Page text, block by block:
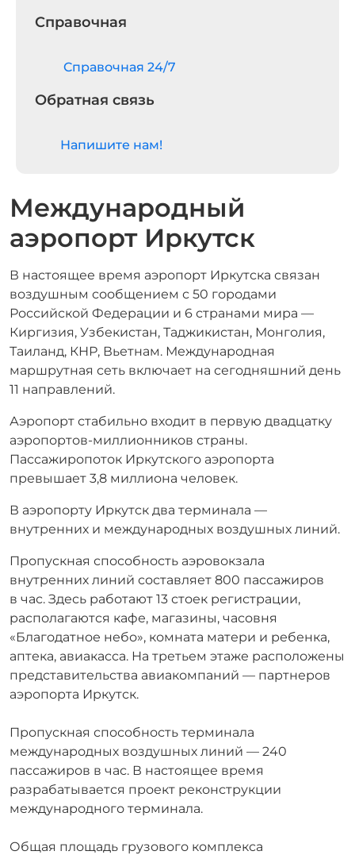
Международный
аэропорт Иркутск
В настоящее время аэропорт Иркутска связан
воздушным сообщением с 50 городами
Российской Федерации и 6 странами мира —
Киргизия, Узбекистан, Таджикистан, Монголия,
Таиланд, КНР, Вьетнам. Международная
маршрутная сеть включает на сегодняшний день
11 направлений.
Аэропорт стабильно входит в первую двадцатку
аэропортов-миллионников страны.
Пассажиропоток Иркутского аэропорта
превышает 3,8 миллиона человек.
В аэропорту Иркутск два терминала —
внутренних и международных воздушных линий.
Пропускная способность аэровокзала
внутренних линий составляет 800 пассажиров
в час. Здесь работают 13 стоек регистрации,
располагаются кафе, магазины, часовня
«Благодатное небо», комната матери и ребенка,
аптека, авиакасса. На третьем этаже расположены
представительства авиакомпаний — партнеров
аэропорта Иркутск.
Пропускная способность терминала
международных воздушных линий — 240
пассажиров в час. В настоящее время
разрабатывается проект реконструкции
международного терминала.
Общая площадь грузового комплекса
Справочная
Cправочная 24/7
Обратная связь
Напишите нам!